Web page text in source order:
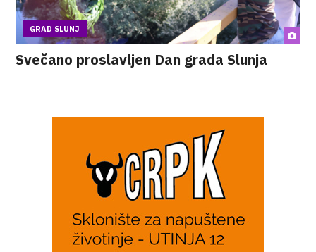
GRAD SLUNJ
Svečano proslavljen Dan grada Slunja